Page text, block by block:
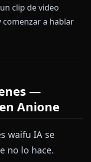
clip de video
a hablar
—
Anione
waifu IA se
no lo hace.